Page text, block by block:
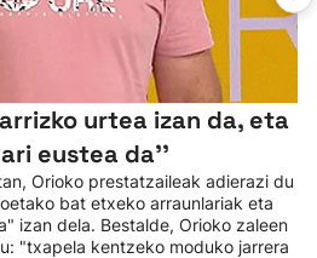
urtea izan da, eta
eustea da''
Orioko prestatzaileak adierazi du
bat etxeko arraunlariak eta
izan dela. Bestalde, Orioko zaleen
"txapela kentzeko moduko jarrera